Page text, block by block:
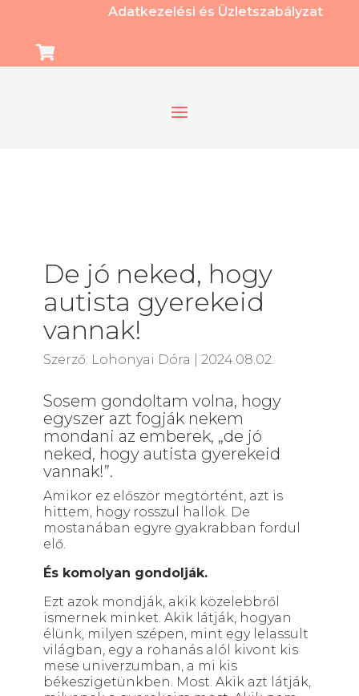
Adatkezelési és Üzletszabályzat

De jó neked, hogy
autista gyerekeid
vannak!
Szerző: Lohonyai Dóra 2024.08.02.
Sosem gondoltam volna, hogy
egyszer azt fogják nekem
mondani az emberek, „de jó
neked, hogy autista gyerekeid
vannak!”.
Amikor ez először megtörtént, azt is
hittem, hogy rosszul hallok. De
mostanában egyre gyakrabban fordul
elő.
És komolyan gondolják.
Ezt azok mondják, akik közelebbről
ismernek minket. Akik látják, hogyan
élünk, milyen szépen, mint egy lelassult
világban, egy a rohanás alól kivont kis
mese univerzumban, a mi kis
békeszigetünkben. Most. Akik azt látják,